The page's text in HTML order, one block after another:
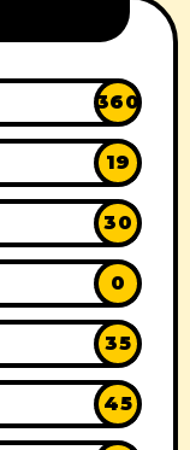
360
19
30
0
35
45